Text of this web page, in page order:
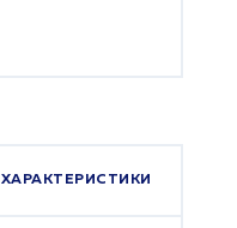
ХАРАКТЕРИСТИКИ